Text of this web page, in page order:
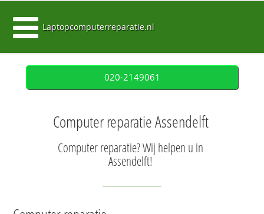
Laptopcomputerreparatie.nl
020-2149061
Computer reparatie Assendelft
Computer reparatie? Wij helpen u in
Assendelft!